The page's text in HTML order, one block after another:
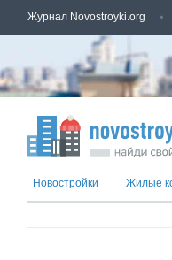
Журнал Novostroyki.org
Новостройки Жилые